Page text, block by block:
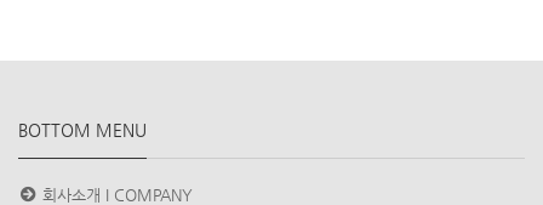
BOTTOM MENU
회사소개 I COMPANY